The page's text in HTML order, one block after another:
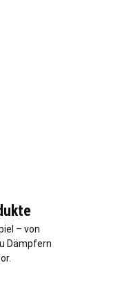
– von
Dämpfern